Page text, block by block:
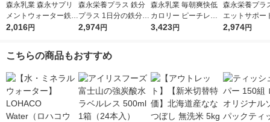
森永乳業 森永サプリ
メントウォーター鉄分
香るもも水 330ml 1箱
2,016円
森永栄養プラス 鉄分
プラス 1日分の鉄分
プルーン＋グレープ 2
リメントドリンク 森
2,974円
森永乳業 毎朝爽快低
カロリー ピーチレモ
ネード味 125ml 1箱
3,423円
森永栄養プラ
エットサポー
繊維 グレープ
2,974円
こちらの商品もおすすめ